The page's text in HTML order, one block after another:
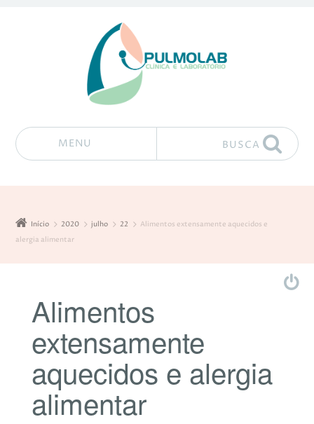
MENU BUSCA
Início 2020 julho 22
Alimentos extensamente aquecidos e
alergia alimentar
Alimentos
extensamente
aquecidos e alergia
alimentar